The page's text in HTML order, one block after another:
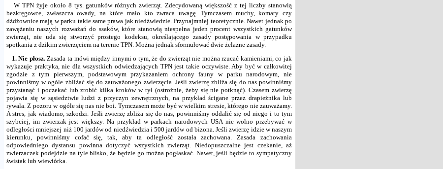
W TPN żyje około 8 tys. gatunków różnych zwierząt. Zdecydowaną większość z tej liczby stanowią
bezkręgowce, zwłaszcza owady, na które mało kto zwraca uwagę. Tymczasem muchy, komary czy
dżdżownice mają w parku takie same prawa jak niedźwiedzie. Przynajmniej teoretycznie. Nawet jednak po
zawężeniu naszych rozważań do ssaków, które stanowią niespełna jeden procent wszystkich gatunków
zwierząt, nie uda się stworzyć prostego kodeksu, określającego zasady postępowania w przypadku
spotkania z dzikim zwierzęciem na terenie TPN. Można jednak sformułować dwie żelazne zasady.
1. Nie płosz.Zasada ta mówi między innymi o tym, że do zwierząt nie można rzucać kamieniami, co jak
wykazuje praktyka, nie dla wszystkich odwiedzających TPN jest takie oczywiste. Aby być w całkowitej
zgodzie z tym pierwszym, podstawowym przykazaniem ochrony fauny w parku narodowym, nie
powinniśmy w ogóle zbliżać się do zauważonego zwierzęcia. Jeśli zwierzę zbliża się do nas powinniśmy
przystanąć i poczekać lub zrobić kilka kroków w tył (ostrożnie, żeby się nie potknąć). Czasem zwierzę
pojawia się w sąsiedztwie ludzi z przyczyn zewnętrznych, na przykład ścigane przez drapieżnika lub
rywala. Z pozoru w ogóle się nas nie boi. Tymczasem może być w wielkim stresie, którego nie zauważamy.
A stres, jak wiadomo, szkodzi. Jeśli zwierzę zbliża się do nas, powinniśmy oddalić się od niego i to tym
szybciej, im zwierzak jest większy. Na przykład w parkach narodowych USA nie wolno przebywać w
odległości mniejszej niż 100 jardów od niedźwiedzia i 500 jardów od bizona. Jeśli zwierzę idzie w naszym
kierunku, powinniśmy cofać się, tak, aby ta odległość została zachowana. Zasada zachowania
odpowiedniego dystansu powinna dotyczyć wszystkich zwierząt. Niedopuszczalne jest czekanie, aż
zwierzaczek podejdzie na tyle blisko, że będzie go można pogłaskać. Nawet, jeśli będzie to sympatyczny
świstak lub wiewiórka.